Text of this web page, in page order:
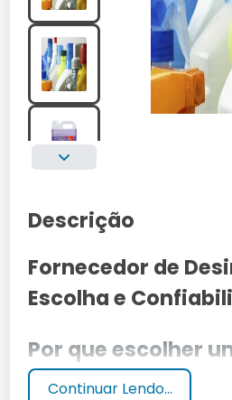
Descrição
Fornecedor de
Escolha e
Por que escolher
confiável?
Continuar Lendo...